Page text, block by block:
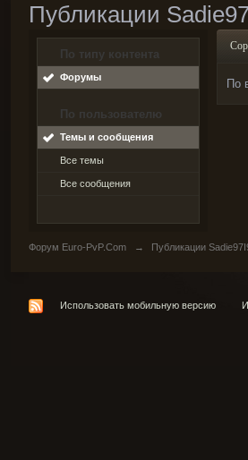
Публикации
По типу контента
Форумы
По пользователю
Темы и сообщения
Все темы
Все сообщения
По
Форум Euro-PvP.Com → Публикации
Использовать мобильную версию